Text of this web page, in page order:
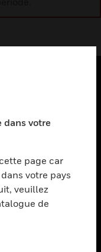
dans votre
page car
votre pays
veuillez
de